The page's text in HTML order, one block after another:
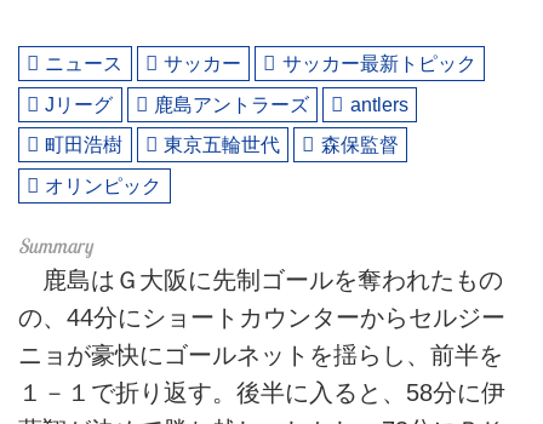
ニュース サッカー
サッカー最新トピック
Jリーグ
鹿島アントラーズ
antlers
町田浩樹
東京五輪世代
森保監督
オリンピック
鹿島はＧ大阪に先制ゴールを奪われたもの
の、44分にショートカウンターからセルジー
ニョが豪快にゴールネットを揺らし、前半を
１－１で折り返す。後半に入ると、58分に伊